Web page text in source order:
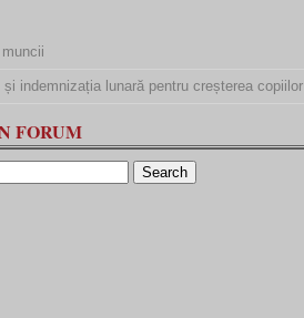
și indemnizația lunară pentru creșterea copiilor
FORUM